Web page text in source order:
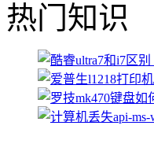
热门知识